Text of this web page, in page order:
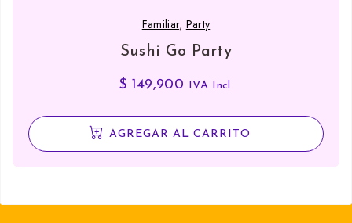
Familiar, Party
Sushi Go Party
$ 149,900 IVA Incl.
AGREGAR AL CARRITO